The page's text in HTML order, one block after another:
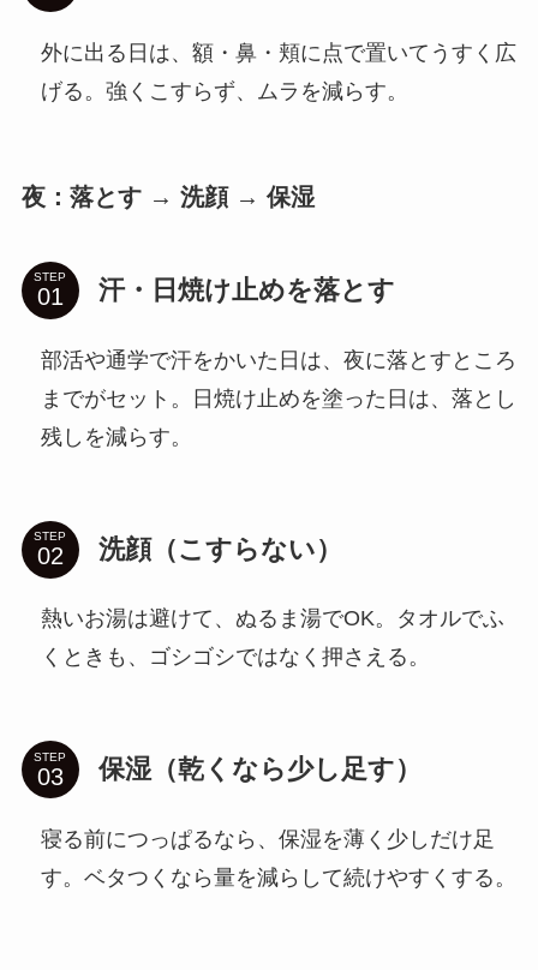
外に出る日は、額・鼻・頬に点で置いてうすく広
げる。強くこすらず、ムラを減らす。
夜：落とす → 洗顔 → 保湿
STEP 汗・日焼け止めを落とす
部活や通学で汗をかいた日は、夜に落とすところ
までがセット。日焼け止めを塗った日は、落とし
残しを減らす。
STEP 洗顔（こすらない）
熱いお湯は避けて、ぬるま湯でOK。タオルでふ
くときも、ゴシゴシではなく押さえる。
STEP 保湿（乾くなら少し足す）
寝る前につっぱるなら、保湿を薄く少しだけ足
す。ベタつくなら量を減らして続けやすくする。